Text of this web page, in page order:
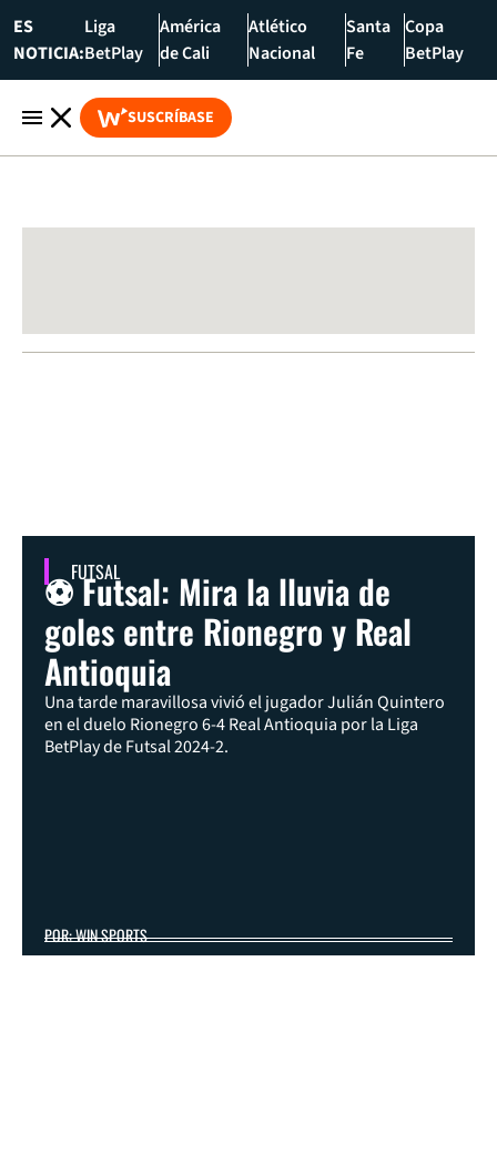
ES
NOTICIA:
Liga
BetPlay
América
de Cali
Atlético
Nacional
Santa
Fe
Copa
BetPlay
SUSCRÍBASE
FUTSAL
⚽ Futsal: Mira la lluvia de
goles entre Rionegro y Real
Antioquia
Una tarde maravillosa vivió el jugador Julián Quintero
en el duelo Rionegro 6-4 Real Antioquia por la Liga
BetPlay de Futsal 2024-2.
POR: WIN SPORTS